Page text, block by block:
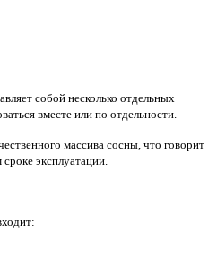
собой несколько отдельных
вместе или по отдельности.
массива сосны, что говорит
эксплуатации.